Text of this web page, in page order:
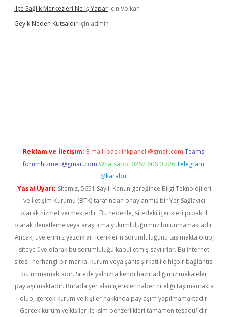
Ilçe Sağlık Merkezleri Ne Iş Yapar için Volkan
Geyik Neden Kutsaldır için admin
Reklam ve İletişim: E-mail: backlinkpaneli@gmail.com Teams:
forumhizmeti@gmail.com Whatsapp: 0262 606 0 726 Telegram:
@karabul
Yasal Uyarı: Sitemiz, 5651 Sayılı Kanun gereğince Bilgi Teknolojileri
ve İletişim Kurumu (BTK) tarafından onaylanmış bir Yer Sağlayıcı
olarak hizmet vermektedir. Bu nedenle, sitedeki içerikleri proaktif
olarak denetleme veya araştırma yükümlülüğümüz bulunmamaktadır.
Ancak, üyelerimiz yazdıkları içeriklerin sorumluluğunu taşımakta olup,
siteye üye olarak bu sorumluluğu kabul etmiş sayılırlar. Bu internet
sitesi, herhangi bir marka, kurum veya şahıs şirketi ile hiçbir bağlantısı
bulunmamaktadır. Sitede yalnızca kendi hazırladığımız makaleler
paylaşılmaktadır. Burada yer alan içerikler haber niteliği taşımamakta
olup, gerçek kurum ve kişiler hakkında paylaşım yapılmamaktadır.
Gerçek kurum ve kişiler ile isim benzerlikleri tamamen tesadüfidir.